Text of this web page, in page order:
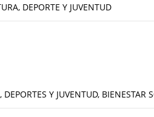
DEPORTE Y JUVENTUD
Y JUVENTUD, BIENESTAR